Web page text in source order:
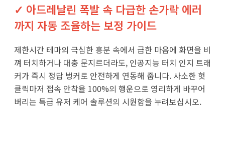
✓ 아드레날린 폭발 속 다급한 손가락 에러
까지 자동 조율하는 보정 가이드
제한시간 테마의 극심한 흥분 속에서 급한 마음에 화면을 비
껴 터치하거나 대충 문지르더라도, 인공지능 터치 인지 트래
커가 즉시 정답 벙커로 안전하게 연동해 줍니다. 사소한 헛
클릭마저 접속 안착율 100%의 행운으로 영리하게 바꾸어
버리는 특급 유저 케어 솔루션의 시원함을 누려보십시오.